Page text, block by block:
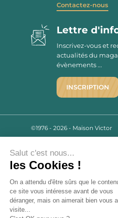
Contactez-nous
Lettre
Inscrivez-vous et
actualités du
évènements ...
INSCRIPTION
©1976 - 2026 - Maison Victor
Qui sommes-nous ?
Mentions légales
C.G.V.
FAQ
Livraisons
Salut c'est nous...
les Cookies !
On a attendu d'être sûrs que le
ce site vous intéresse avant de vous
déranger, mais on aimerait bien vous
visite...